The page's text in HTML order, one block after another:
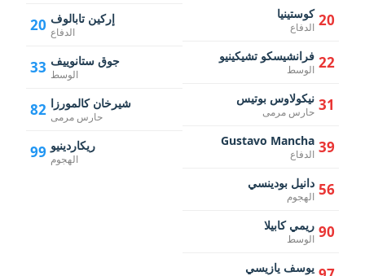
20 إركين تابالوف
الدفاع
33 جوق ستانوييف
الوسط
82 شيرخان كالمورزا
حارس مرمى
99 ريكاردينيو
الهجوم
20 كوستينيا
الدفاع
22 فرانشيسكو تشيكينيو
الوسط
31 نيكولاوس بوتيس
حارس مرمى
39
Gustavo Mancha
الدفاع
56 دانيل بودينسي
الهجوم
90 ريمي كابيلا
الوسط
يوسف يازيسي